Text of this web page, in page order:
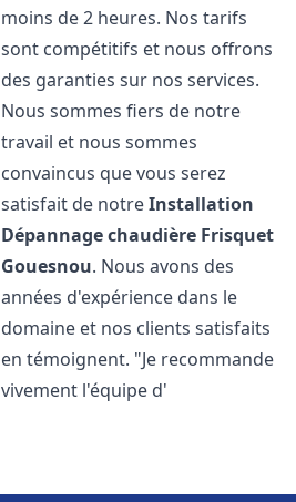
moins de 2 heures. Nos tarifs
sont compétitifs et nous offrons
des garanties sur nos services.
Nous sommes fiers de notre
travail et nous sommes
convaincus que vous serez
satisfait de notreInstallation
Dépannage chaudière Frisquet
Gouesnou. Nous avons des
années d'expérience dans le
domaine et nos clients satisfaits
en témoignent. "Je recommande
vivement l'équipe d'